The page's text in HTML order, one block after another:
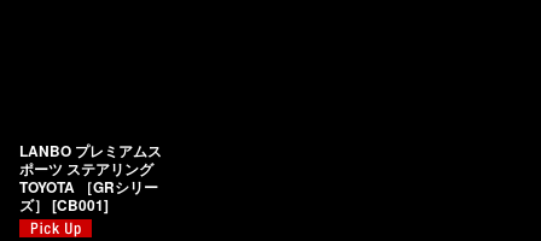
LANBO プレミアムス
ポーツ ステアリング
TOYOTA ［GRシリー
ズ］ [CB001]